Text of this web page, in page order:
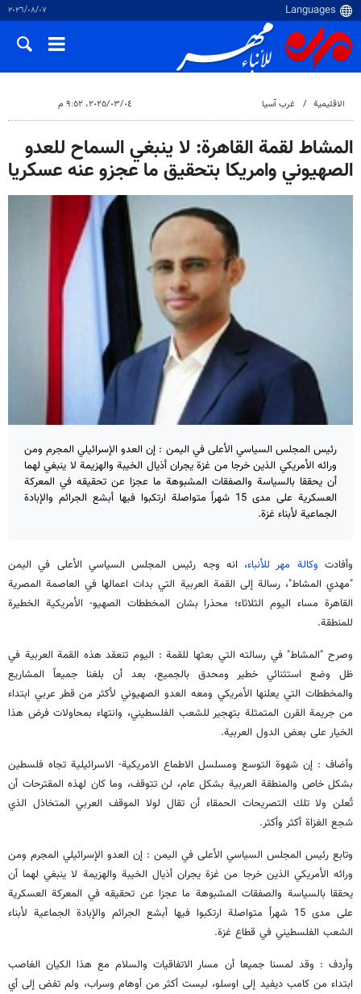
٠٧‏/٠٨‏/٢٠٢٦
الاقلیمیة غرب آسیا ٠٤‏/٠٣‏/٢٠٢٥، ٩:٥٢ م
المشاط لقمة القاهرة: لا ينبغي السماح للعدو
الصهيوني وامريكا بتحقيق ما عجزو عنه عسكريا
رئيس المجلس السياسي الأعلى في اليمن : إن العدو الإسرائيلي المجرم ومن
ورائه الأمريكي الذين خرجا من غزة يجران أذيال الخيبة والهزيمة لا ينبغي لهما
أن يحققا بالسياسة والصفقات المشبوهة ما عجزا عن تحقيقه في المعركة
العسكرية على مدى 15 شهراً متواصلة ارتكبوا فيها أبشع الجرائم والإبادة
الجماعية لأبناء غزة.
وأفادت وكالة مهر للأنباء، انه وجه رئيس المجلس السياسي الأعلى في اليمن
"مهدي المشاط"، رسالة إلى القمة العربية التي بدات اعمالها في العاصمة المصرية
القاهرة مساء اليوم الثلاثاء؛ محذرا بشان المخططات الصهيو- الأمريكية الخطيرة
للمنطقة.
وصرح "المشاط" في رسالته التي بعثها للقمة : اليوم تنعقد هذه القمة العربية في
ظل وضع استثنائي خطير ومحدق بالجميع، بعد أن بلغنا جميعاً المشاريع
والمخططات التي يعلنها الأمريكي ومعه العدو الصهيوني لأكثر من قطر عربي ابتداء
من جريمة القرن المتمثلة بتهجير للشعب الفلسطيني، وانتهاء بمحاولات فرض هذا
الخيار على بعض الدول العربية.
وأضاف : إن شهوة التوسع ومسلسل الاطماع الامريكية- الاسرائيلية تجاه فلسطين
بشكل خاص والمنطقة العربية بشكل عام، لن تتوقف، وما كان لهذه المقترحات أن
تٌعلن ولا تلك التصريحات الحمقاء أن تقال لولا الموقف العربي المتخاذل الذي
شجع الغزاة أكثر وأكثر.
وتابع رئيس المجلس السياسي الأعلى في اليمن : إن العدو الإسرائيلي المجرم ومن
ورائه الأمريكي الذين خرجا من غزة يجران أذيال الخيبة والهزيمة لا ينبغي لهما أن
يحققا بالسياسة والصفقات المشبوهة ما عجزا عن تحقيقه في المعركة العسكرية
على مدى 15 شهراً متواصلة ارتكبوا فيها أبشع الجرائم والإبادة الجماعية لأبناء
الشعب الفلسطيني في قطاع غزة.
وأردف : وقد لمسنا جميعا أن مسار الاتفاقيات والسلام مع هذا الكيان الغاصب
ابتداء من كامب ديفيد إلى اوسلو، ليست أكثر من أوهام وسراب، ولم تفض إلى أي